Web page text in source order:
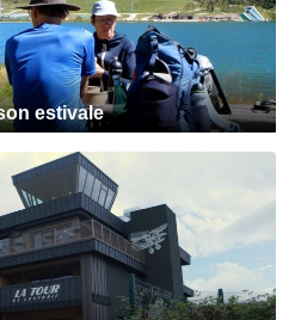
estivale